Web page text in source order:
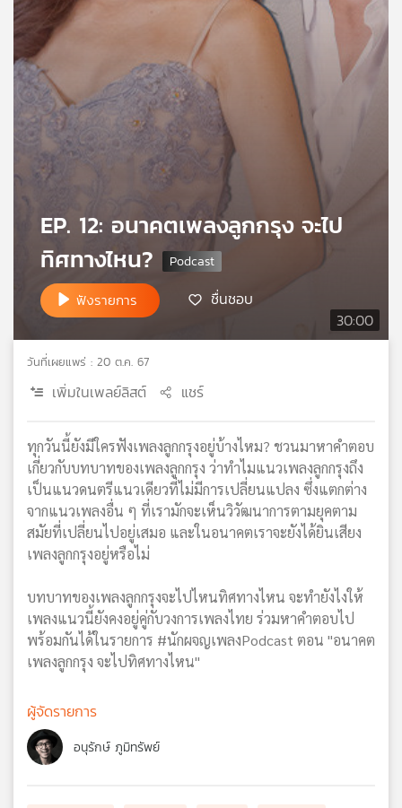
เกี่ยว
กับ
เรา
เครือ
ข่าย
วิทยุ
แผนที่
วิทยุ
เครือ
30:00
EP. 12: อนาคตเพลงลูกกรุง จะไป
ทิศทางไหน?
ฟังรายการ ชื่นชอบ
วันที่เผยแพร่ : 20 ต.ค. 67
เพิ่มในเพลย์ลิสต์ แชร์
ทุกวันนี้ยังมีใครฟังเพลงลูกกรุงอยู่บ้างไหม? ชวนมาหาคำตอบ
เกี่ยวกับบทบาทของเพลงลูกกรุง ว่าทำไมแนวเพลงลูกกรุงถึง
เป็นแนวดนตรีแนวเดียวที่ไม่มีการเปลี่ยนแปลง ซึ่งแตกต่าง
จากแนวเพลงอื่น ๆ ที่เรามักจะเห็นวิวัฒนาการตามยุคตาม
สมัยที่เปลี่ยนไปอยู่เสมอ และในอนาคตเราจะยังได้ยินเสียง
เพลงลูกกรุงอยู่หรือไม่
บทบาทของเพลงลูกกรุงจะไปไหนทิศทางไหน จะทำยังไงให้
เพลงแนวนี้ยังคงอยู่คู่กับวงการเพลงไทย ร่วมหาคำตอบไป
พร้อมกันได้ในรายการ #นักผจญเพลงPodcast ตอน "อนาคต
เพลงลูกกรุง จะไปทิศทางไหน"
ผู้จัดรายการ
อนุรักษ์ ภูมิทรัพย์